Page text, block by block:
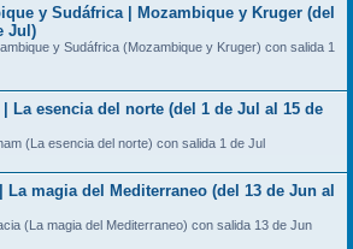
y Sudáfrica | Mozambique y Kruger (del
Jul)
y Sudáfrica (Mozambique y Kruger) con salida 1
La esencia del norte (del 1 de Jul al 15 de
(La esencia del norte) con salida 1 de Jul
La magia del Mediterraneo (del 13 de Jun al
(La magia del Mediterraneo) con salida 13 de Jun